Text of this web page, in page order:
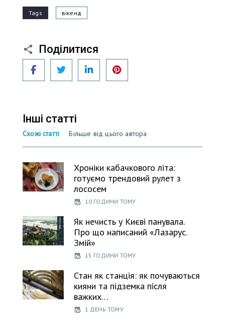
Tags вікенд
Поділитися
Facebook Twitter LinkedIn
Інші статті
Схожі статті Більше від цього автора
Хроніки кабачкового літа:
готуємо трендовий рулет з
лососем
10 ГОДИНИ ТОМУ
Як нечисть у Києві панувала.
Про що написаний «Лазарус.
Змій»
15 ГОДИНИ ТОМУ
Стан як станція: як почуваються
кияни та підземка після
важких…
1 ДЕНЬ ТОМУ